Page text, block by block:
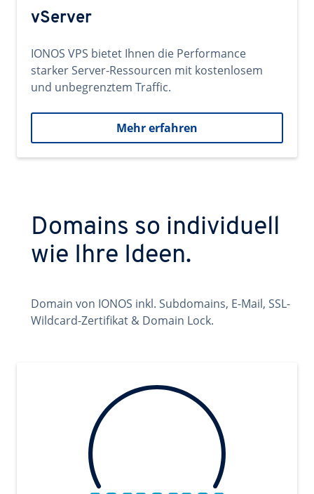
vServer
IONOS VPS bietet Ihnen die Performance
starker Server-Ressourcen mit kostenlosem
und unbegrenztem Traffic.
Mehr erfahren
Domains so individuell
wie Ihre Ideen.
Domain von IONOS inkl. Subdomains, E-Mail, SSL-
Wildcard-Zertifikat & Domain Lock.